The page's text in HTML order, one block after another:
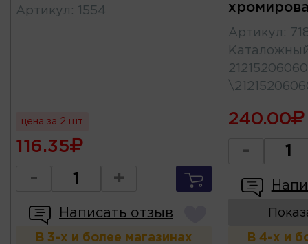
Артикул : 1554
цена за 2 шт
116.35
- +
Написать отзыв
В 3-х и более магазинах
Артикул :
240.00
-
В 4-х и